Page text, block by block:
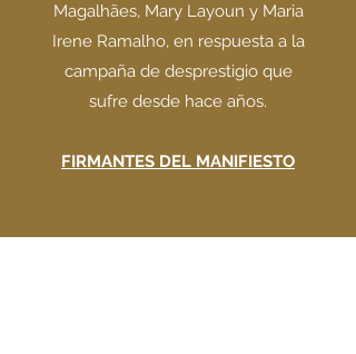
Magalhães, Mary Layoun y Maria
Irene Ramalho, en respuesta a la
campaña de desprestigio que
sufre desde hace años.
FIRMANTES DEL MANIFIESTO